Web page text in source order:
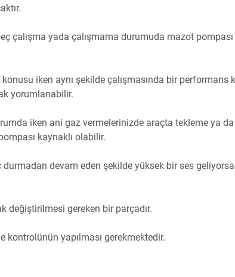
çalışma yada çalışmama durumuda mazot pompası
iken aynı şekilde çalışmasında bir performans
yorumlanabilir.
iken ani gaz vermelerinizde araçta tekleme ya da
kaynaklı olabilir.
durmadan devam eden şekilde yüksek bir ses geliyorsa
gereken bir parçadır.
yapılması gerekmektedir.